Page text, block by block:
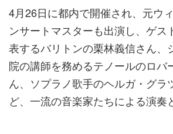
4月26日に都内で開催され、元ウ
ンサートマスターも出演し、ゲス
表するバリトンの栗林義信さん、
院の講師を務めるテノールのロバ
ん、ソプラノ歌手のヘルガ・グラ
ど、一流の音楽家たちによる演奏